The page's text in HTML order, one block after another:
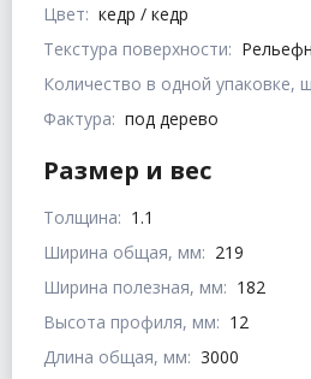
Цвет: кедр / кедр
Текстура поверхности:
Количество в одной упаковке,
Фактура: под дерево
Размер и вес
Толщина: 1.1
Ширина общая, мм: 219
Ширина полезная, мм: 182
Высота профиля, мм: 12
Длина общая, мм: 3000